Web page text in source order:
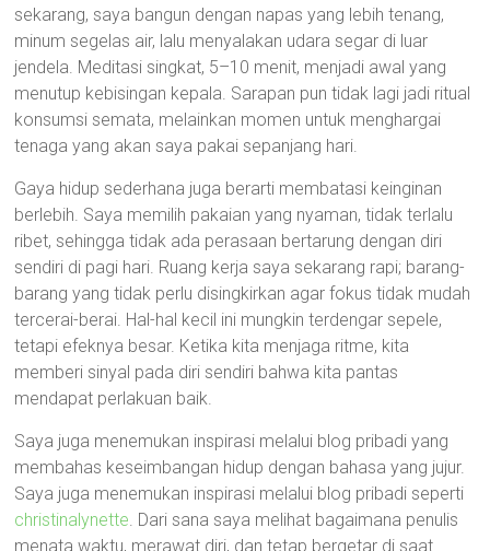
sekarang, saya bangun dengan napas yang lebih tenang,
minum segelas air, lalu menyalakan udara segar di luar
jendela. Meditasi singkat, 5–10 menit, menjadi awal yang
menutup kebisingan kepala. Sarapan pun tidak lagi jadi ritual
konsumsi semata, melainkan momen untuk menghargai
tenaga yang akan saya pakai sepanjang hari.
Gaya hidup sederhana juga berarti membatasi keinginan
berlebih. Saya memilih pakaian yang nyaman, tidak terlalu
ribet, sehingga tidak ada perasaan bertarung dengan diri
sendiri di pagi hari. Ruang kerja saya sekarang rapi; barang-
barang yang tidak perlu disingkirkan agar fokus tidak mudah
tercerai-berai. Hal-hal kecil ini mungkin terdengar sepele,
tetapi efeknya besar. Ketika kita menjaga ritme, kita
memberi sinyal pada diri sendiri bahwa kita pantas
mendapat perlakuan baik.
Saya juga menemukan inspirasi melalui blog pribadi yang
membahas keseimbangan hidup dengan bahasa yang jujur.
Saya juga menemukan inspirasi melalui blog pribadi seperti
christinalynette. Dari sana saya melihat bagaimana penulis
menata waktu, merawat diri, dan tetap bergetar di saat